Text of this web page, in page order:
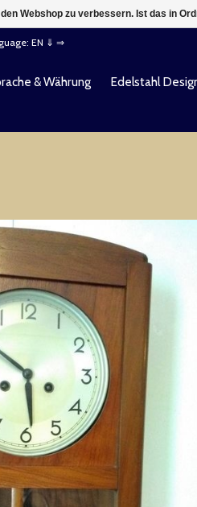
EN ⇓ ⇒
& Währung Edelstahl
Webshop zu verbessern. Ist das in